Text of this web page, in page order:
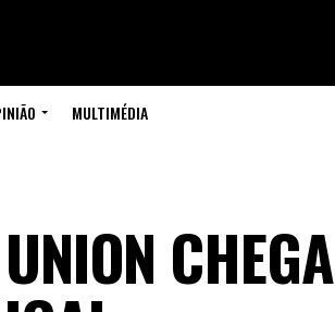
MULTIMÉDIA
CHEGA